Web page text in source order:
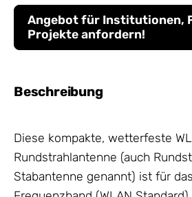
Angebot für Institutionen,
Projekte anfordern!
Beschreibung
Diese kompakte, wetterfeste
Rundstrahlantenne (auch
Stabantenne genannt) ist für